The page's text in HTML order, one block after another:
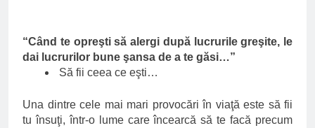
Este posibil sa ne
iertam?
“Când te opreşti să alergi după lucrurile greşite, le
dai lucrurilor bune şansa de a te găsi…”
Să fii ceea ce eşti…
Una dintre cele mai mari provocări în viaţă este să fii
tu însuţi, într-o lume care încearcă să te facă precum